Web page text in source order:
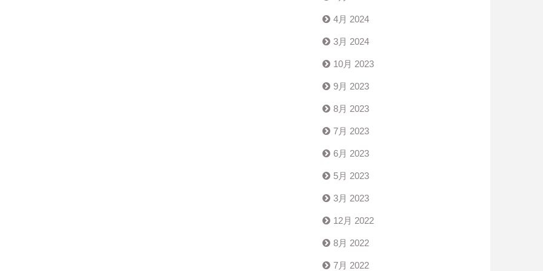
4月 2024
3月 2024
10月 2023
9月 2023
8月 2023
7月 2023
6月 2023
5月 2023
3月 2023
12月 2022
8月 2022
7月 2022